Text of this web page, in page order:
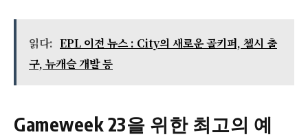
읽다: EPL 이전 뉴스 : City의 새로운 골키퍼, 첼시 출
구, 뉴캐슬 개발 등
Gameweek 23을 위한 최고의 예